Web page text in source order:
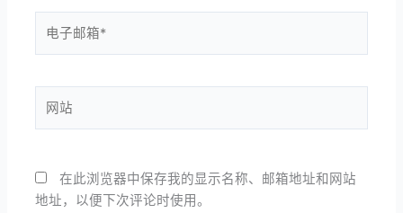
箱
站
在此浏览器中保存我的显示名称、邮箱地址和网站
地址，以便下次评论时使用。